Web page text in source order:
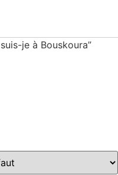
je à Bouskoura”